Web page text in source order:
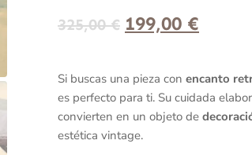
325,00€ 199,00 €
Si buscas una pieza con encanto
es perfecto para ti. Su cuidada
convierten en un objeto de
estética vintage.